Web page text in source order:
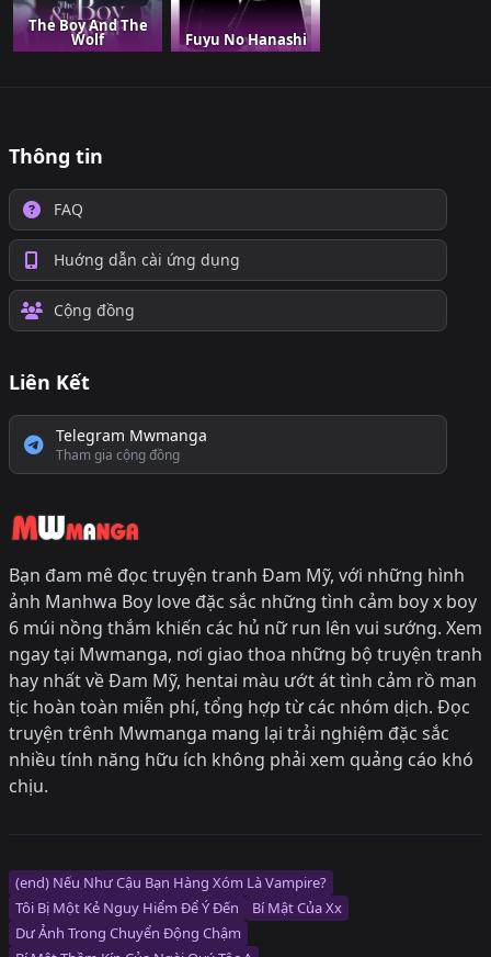
The Boy And The
Wolf Fuyu No Hanashi
Thông tin
FAQ
Huớng dẫn cài ứng dụng
Cộng đồng
Liên Kết
Telegram Mwmanga
Tham gia cộng đồng
Bạn đam mê đọc truyện tranh Đam Mỹ, với những hình
ảnh Manhwa Boy love đặc sắc những tình cảm boy x boy
6 múi nồng thắm khiến các hủ nữ run lên vui sướng. Xem
ngay tại Mwmanga, nơi giao thoa những bộ truyện tranh
hay nhất về Đam Mỹ, hentai màu ướt át tình cảm rồ man
tịc hoàn toàn miễn phí, tổng hợp từ các nhóm dịch. Đọc
truyện trênh Mwmanga mang lại trải nghiệm đặc sắc
nhiều tính năng hữu ích không phải xem quảng cáo khó
chịu.
(end) Nếu Như Cậu Bạn Hàng Xóm Là Vampire?
Tôi Bị Một Kẻ Nguy Hiểm Để Ý Đến
Bí Mật Của Xx
Dư Ảnh Trong Chuyển Động Chậm